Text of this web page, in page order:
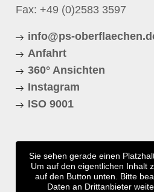
Fax: +49 (0)2583 3597
info@ps-
Anfahrt
360° Ansichten
Instagram
ISO 9001
Sie sehen gerade einen
Um auf den eigentlichen Inhalt
auf den Button unten. Bitte
Daten an Drittanbieter